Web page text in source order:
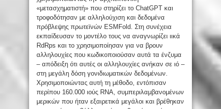
«μετασχηματιστή» που στηρίζει το ChatGPT και
τροφοδότησαν με αλληλούχιση και δεδομένα
πρόβλεψης πρωτεϊνών ESMFold. Στη συνέχεια
εκπαίδευσαν το μοντέλο τους να αναγνωρίζει ιικά
RdRps και το χρησιμοποίησαν για να βρουν
αλληλουχίες που κωδικοποιούσαν αυτά τα ένζυμα
– απόδειξη ότι αυτές οι αλληλουχίες ανήκαν σε ιό –
στη μεγάλη δόση γονιδιωματικών δεδομένων.
Χρησιμοποιώντας αυτή τη μέθοδο, εντόπισαν
περίπου 160.000 ιούς RNA, συμπεριλαμβανομένων
μερικών που ήταν εξαιρετικά μεγάλοι και βρέθηκαν